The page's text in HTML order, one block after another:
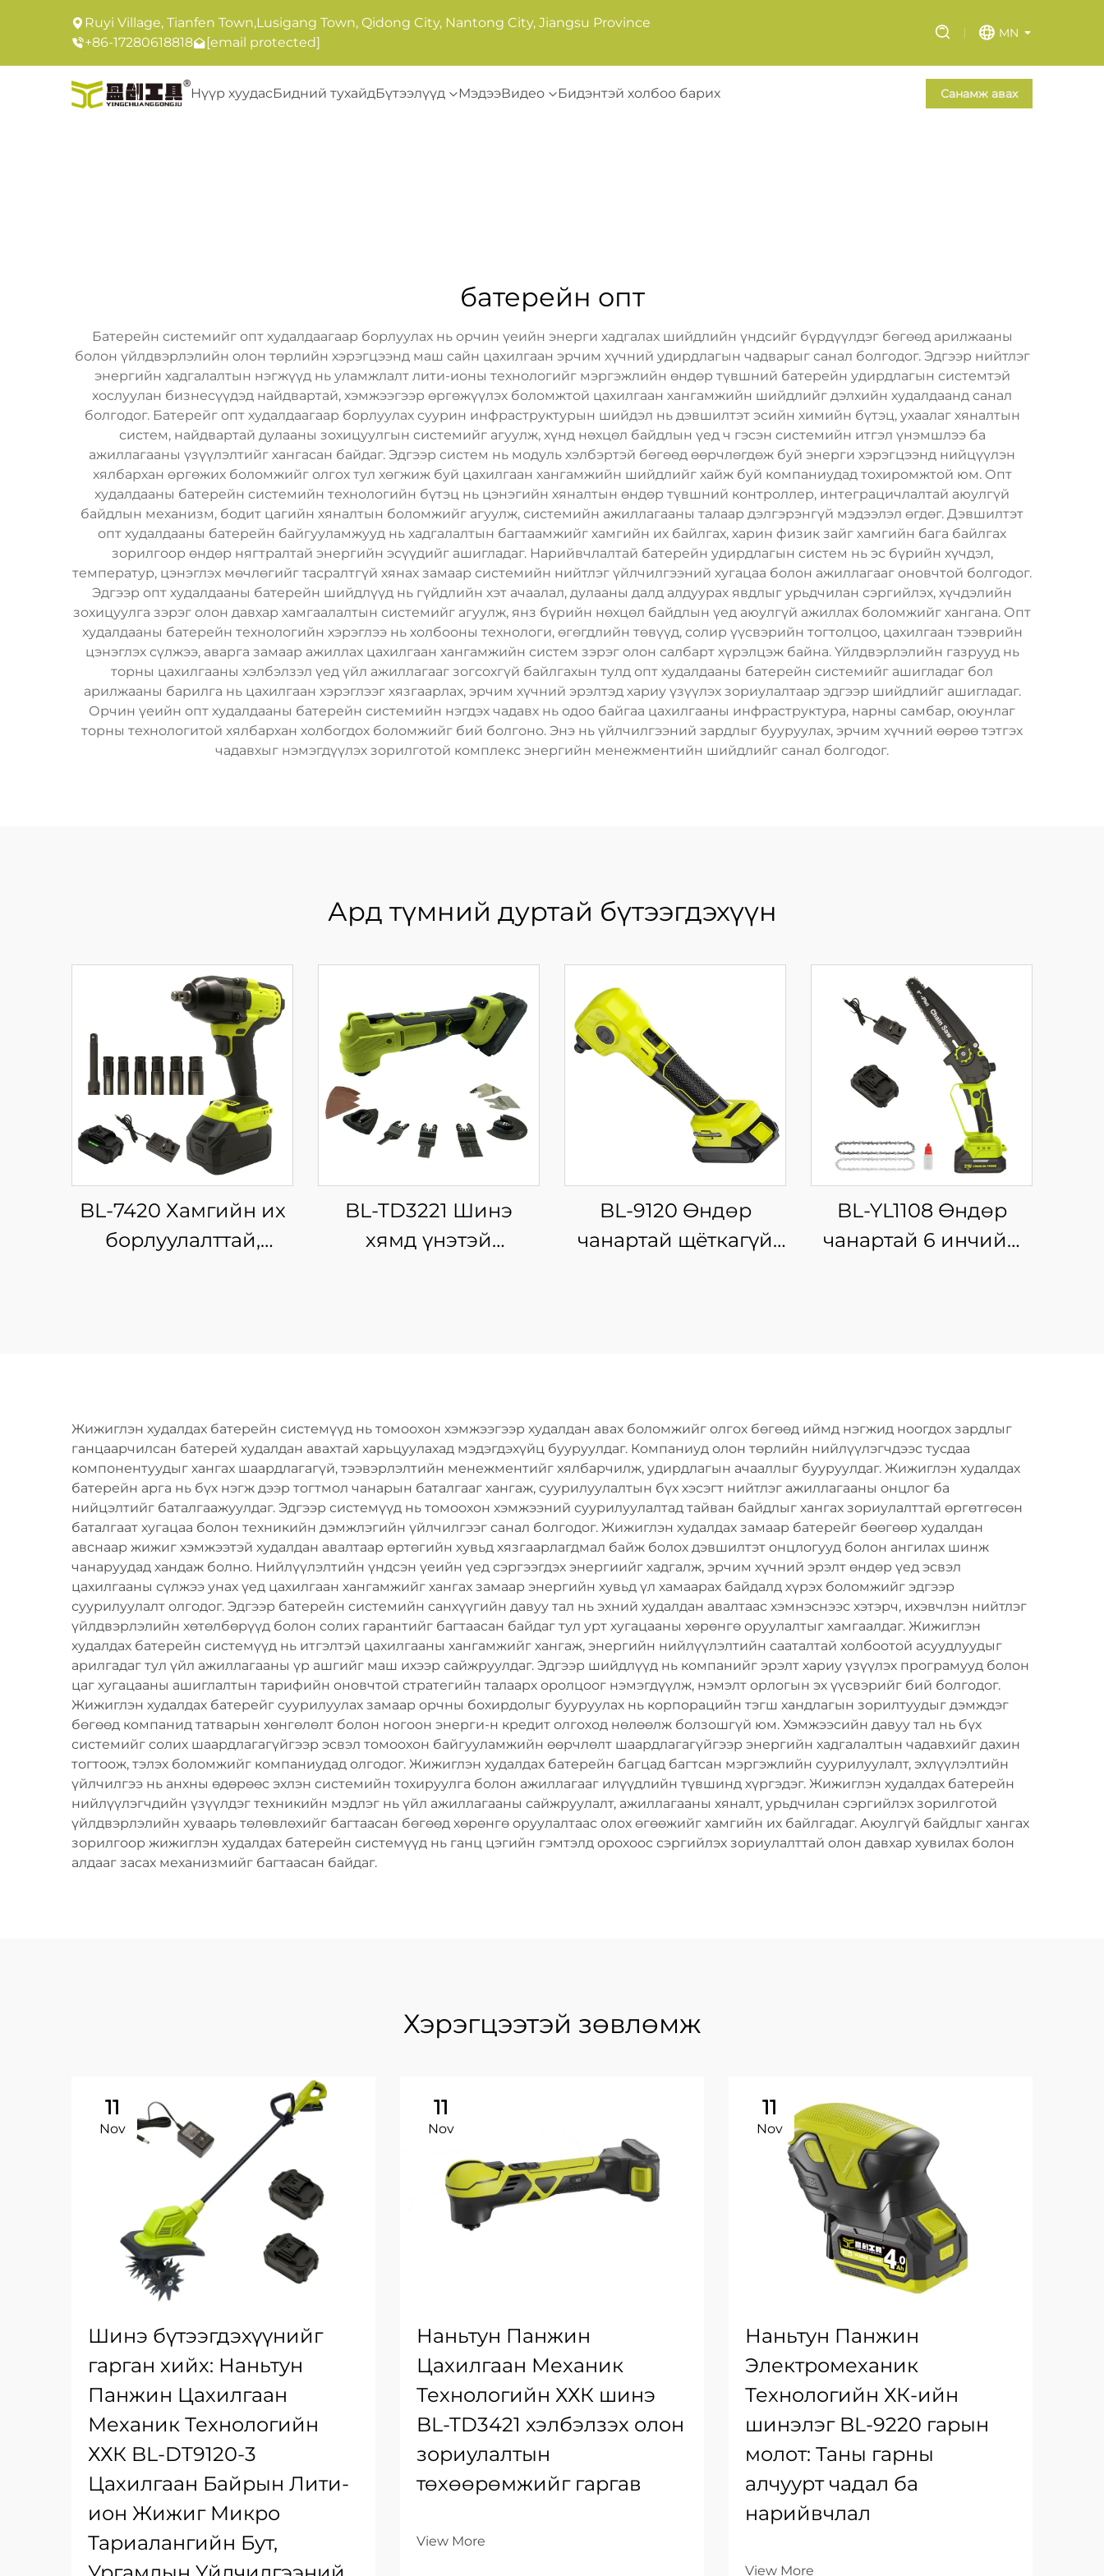
Ruyi Village, Tianfen Town,Lusigang Town, Qidong City, Nantong City, Jiangsu Province
+86-17280618818
[email protected]
MN
Нүүр хуудасБидний тухайдБүтээлүүд МэдээВидео Бидэнтэй холбоо барих Санамж авах
батерейн опт
Батерейн системийг опт худалдаагаар борлуулах нь орчин үеийн энерги хадгалах шийдлийн үндсийг бүрдүүлдэг бөгөөд арилжааны
болон үйлдвэрлэлийн олон төрлийн хэрэгцээнд маш сайн цахилгаан эрчим хүчний удирдлагын чадварыг санал болгодог. Эдгээр нийтлэг
энергийн хадгалалтын нэгжүүд нь уламжлалт лити-ионы технологийг мэргэжлийн өндөр түвшний батерейн удирдлагын системтэй
хослуулан бизнесүүдэд найдвартай, хэмжээгээр өргөжүүлэх боломжтой цахилгаан хангамжийн шийдлийг дэлхийн худалдаанд санал
болгодог. Батерейг опт худалдаагаар борлуулах суурин инфраструктурын шийдэл нь дэвшилтэт эсийн химийн бүтэц, ухаалаг хяналтын
систем, найдвартай дулааны зохицуулгын системийг агуулж, хүнд нөхцөл байдлын үед ч гэсэн системийн итгэл үнэмшлээ ба
ажиллагааны үзүүлэлтийг хангасан байдаг. Эдгээр систем нь модуль хэлбэртэй бөгөөд өөрчлөгдөж буй энерги хэрэгцээнд нийцүүлэн
хялбархан өргөжих боломжийг олгох тул хөгжиж буй цахилгаан хангамжийн шийдлийг хайж буй компаниудад тохиромжтой юм. Опт
худалдааны батерейн системийн технологийн бүтэц нь цэнэгийн хяналтын өндөр түвшний контроллер, интеграцичлалтай аюулгүй
байдлын механизм, бодит цагийн хяналтын боломжийг агуулж, системийн ажиллагааны талаар дэлгэрэнгүй мэдээлэл өгдөг. Дэвшилтэт
опт худалдааны батерейн байгууламжууд нь хадгалалтын багтаамжийг хамгийн их байлгах, харин физик зайг хамгийн бага байлгах
зорилгоор өндөр нягтралтай энергийн эсүүдийг ашигладаг. Нарийвчлалтай батерейн удирдлагын систем нь эс бүрийн хүчдэл,
температур, цэнэглэх мөчлөгийг тасралтгүй хянах замаар системийн нийтлэг үйлчилгээний хугацаа болон ажиллагааг оновчтой болгодог.
Эдгээр опт худалдааны батерейн шийдлүүд нь гүйдлийн хэт ачаалал, дулааны далд алдуурах явдлыг урьдчилан сэргийлэх, хүчдэлийн
зохицуулга зэрэг олон давхар хамгаалалтын системийг агуулж, янз бүрийн нөхцөл байдлын үед аюулгүй ажиллах боломжийг хангана. Опт
худалдааны батерейн технологийн хэрэглээ нь холбооны технологи, өгөгдлийн төвүүд, солир үүсвэрийн тогтолцоо, цахилгаан тээврийн
цэнэглэх сүлжээ, аварга замаар ажиллах цахилгаан хангамжийн систем зэрэг олон салбарт хүрэлцэж байна. Үйлдвэрлэлийн газрууд нь
торны цахилгааны хэлбэлзэл үед үйл ажиллагааг зогсохгүй байлгахын тулд опт худалдааны батерейн системийг ашигладаг бол
арилжааны барилга нь цахилгаан хэрэглээг хязгаарлах, эрчим хүчний эрэлтэд хариу үзүүлэх зориулалтаар эдгээр шийдлийг ашигладаг.
Орчин үеийн опт худалдааны батерейн системийн нэгдэх чадавх нь одоо байгаа цахилгааны инфраструктура, нарны самбар, оюунлаг
торны технологитой хялбархан холбогдох боломжийг бий болгоно. Энэ нь үйлчилгээний зардлыг бууруулах, эрчим хүчний өөрөө тэтгэх
чадавхыг нэмэгдүүлэх зорилготой комплекс энергийн менежментийн шийдлийг санал болгодог.
Ард түмний дуртай бүтээгдэхүүн
BL-7420 Хамгийн их
борлуулалттай,
цахилгаан хүчний
хэрэгсэл, 21V-ын
баттерейтэй
BL-TD3221 Шинэ
хямд үнэтэй
BL-9120 Өндөр
чанартай щёткагүй
цэнэглэгддэг хүчний
хэрэгсэл
BL-YL1108 Өндөр
чанартай 6 инчийн
гинжит харуул, OEM
Жижиглэн худалдах батерейн системүүд нь томоохон хэмжээгээр худалдан авах боломжийг олгох бөгөөд иймд нэгжид ноогдох зардлыг
ганцаарчилсан батерей худалдан авахтай харьцуулахад мэдэгдэхүйц бууруулдаг. Компаниуд олон төрлийн нийлүүлэгчдээс тусдаа
компонентуудыг хангах шаардлагагүй, тээвэрлэлтийн менежментийг хялбарчилж, удирдлагын ачааллыг бууруулдаг. Жижиглэн худалдах
батерейн арга нь бүх нэгж дээр тогтмол чанарын баталгааг хангаж, суурилуулалтын бүх хэсэгт нийтлэг ажиллагааны онцлог ба
нийцэлтийг баталгаажуулдаг. Эдгээр системүүд нь томоохон хэмжээний суурилуулалтад тайван байдлыг хангах зориулалттай өргөтгөсөн
баталгаат хугацаа болон техникийн дэмжлэгийн үйлчилгээг санал болгодог. Жижиглэн худалдах замаар батерейг бөөгөөр худалдан
авснаар жижиг хэмжээтэй худалдан авалтаар өртөгийн хувьд хязгаарлагдмал байж болох дэвшилтэт онцлогууд болон ангилах шинж
чанаруудад хандаж болно. Нийлүүлэлтийн үндсэн үеийн үед сэргээгдэх энергиийг хадгалж, эрчим хүчний эрэлт өндөр үед эсвэл
цахилгааны сүлжээ унах үед цахилгаан хангамжийг хангах замаар энергийн хувьд үл хамаарах байдалд хүрэх боломжийг эдгээр
суурилуулалт олгодог. Эдгээр батерейн системийн санхүүгийн давуу тал нь эхний худалдан авалтаас хэмнэснээс хэтэрч, ихэвчлэн нийтлэг
үйлдвэрлэлийн хөтөлбөрүүд болон солих гарантийг багтаасан байдаг тул урт хугацааны хөрөнгө оруулалтыг хамгаалдаг. Жижиглэн
худалдах батерейн системүүд нь итгэлтэй цахилгааны хангамжийг хангаж, энергийн нийлүүлэлтийн сааталтай холбоотой асуудлуудыг
арилгадаг тул үйл ажиллагааны үр ашгийг маш ихээр сайжруулдаг. Эдгээр шийдлүүд нь компанийг эрэлт хариу үзүүлэх програмууд болон
цаг хугацааны ашиглалтын тарифийн оновчтой стратегийн талаарх оролцоог нэмэгдүүлж, нэмэлт орлогын эх үүсвэрийг бий болгодог.
Жижиглэн худалдах батерейг суурилуулах замаар орчны бохирдолыг бууруулах нь корпорацийн тэгш хандлагын зорилтуудыг дэмждэг
бөгөөд компанид татварын хөнгөлөлт болон ногоон энерги-н кредит олгоход нөлөөлж болзошгүй юм. Хэмжээсийн давуу тал нь бүх
системийг солих шаардлагагүйгээр эсвэл томоохон байгууламжийн өөрчлөлт шаардлагагүйгээр энергийн хадгалалтын чадавхийг дахин
тогтоож, тэлэх боломжийг компаниудад олгодог. Жижиглэн худалдах батерейн багцад багтсан мэргэжлийн суурилуулалт, эхлүүлэлтийн
үйлчилгээ нь анхны өдөрөөс эхлэн системийн тохируулга болон ажиллагааг илүүдлийн түвшинд хүргэдэг. Жижиглэн худалдах батерейн
нийлүүлэгчдийн үзүүлдэг техникийн мэдлэг нь үйл ажиллагааны сайжруулалт, ажиллагааны хяналт, урьдчилан сэргийлэх зорилготой
үйлдвэрлэлийн хуваарь төлөвлөхийг багтаасан бөгөөд хөрөнгө оруулалтаас олох өгөөжийг хамгийн их байлгадаг. Аюулгүй байдлыг хангах
зорилгоор жижиглэн худалдах батерейн системүүд нь ганц цэгийн гэмтэлд орохоос сэргийлэх зориулалттай олон давхар хувилах болон
алдааг засах механизмийг багтаасан байдаг.
Хэрэгцээтэй зөвлөмж
11
Nov
Шинэ бүтээгдэхүүнийг
гарган хийх: Наньтун
Панжин Цахилгаан
Механик Технологийн
ХХК BL-DT9120-3
Цахилгаан Байрын Лити-
ион Жижиг Микро
Тариалангийн Бут,
11
Nov
Наньтун Панжин
Цахилгаан Механик
Технологийн ХХК шинэ
BL-TD3421 хэлбэлзэх олон
зориулалтын
төхөөрөмжийг гаргав
View More
11
Nov
Наньтун Панжин
Электромеханик
Технологийн ХК-ийн
шинэлэг BL-9220 гарын
молот: Таны гарны
алчуурт чадал ба
нарийвчлал
View More